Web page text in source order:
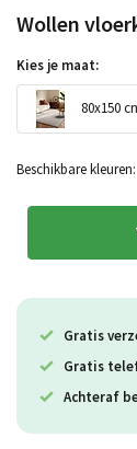
Wollen
Kies je maat:
80x150
Beschikbare kleuren:
Gratis
Gratis
Achteraf